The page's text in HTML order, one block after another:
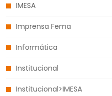
IMESA
Imprensa Fema
Informática
Institucional
Institucional>IMESA